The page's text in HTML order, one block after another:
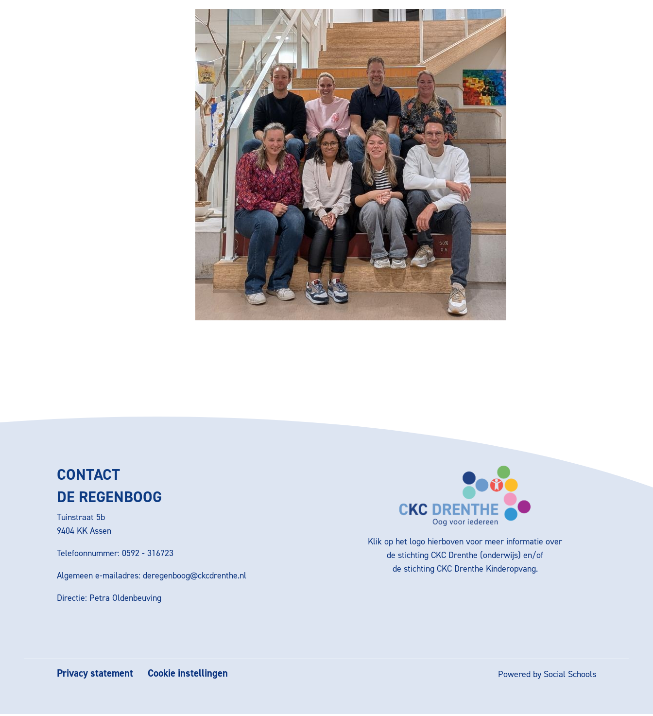
CONTACT
DE REGENBOOG
Tuinstraat 5b
9404 KK Assen
Telefoonnummer: 0592 - 316723
Algemeen e-mailadres: deregenboog@ckcdrenthe.nl
Directie: Petra Oldenbeuving
Klik op het logo hierboven voor meer informatie over
de stichting CKC Drenthe (onderwijs) en/of
de stichting CKC Drenthe Kinderopvang.
Privacy statement Cookie instellingen Powered by Social Schools